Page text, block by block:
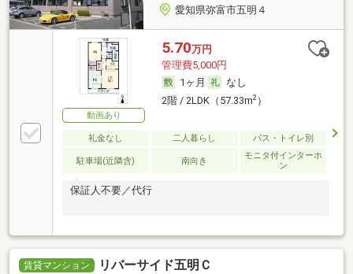
愛知県弥富市五明４
動画あり
5.70万円
管理費5,000円
1ヶ月
なし
2階 / 2LDK（57.33m2）
礼金なし 二人暮らし バス・トイレ別
駐車場(近隣含) 南向き
モニタ付インターホ
ン
保証人不要／代行
賃貸マンション リバーサイド五明Ｃ